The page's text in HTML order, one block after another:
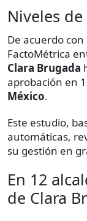
Niveles
De acuerdo
FactoMétrica
Clara Brugada
aprobación en
México.
Este estudio,
automáticas,
su gestión en
En 12
de Clara